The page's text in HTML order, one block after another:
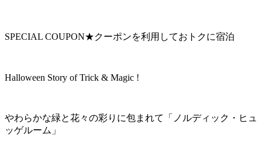
SPECIAL COUPON★クーポンを利用しておトクに宿泊
Halloween Story of Trick & Magic !
やわらかな緑と花々の彩りに包まれて「ノルディック・ヒュ
ッゲルーム」